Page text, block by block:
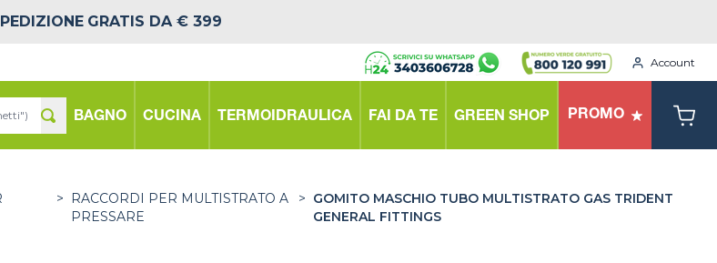
GRATIS DA € 399
Account
BAGNO CUCINA TERMOIDRAULICA FAI DA TE GREEN SHOP PROMO
>
RACCORDI PER MULTISTRATO A
PRESSARE
> GOMITO MASCHIO TUBO MULTISTRATO GAS TRIDENT
GENERAL FITTINGS